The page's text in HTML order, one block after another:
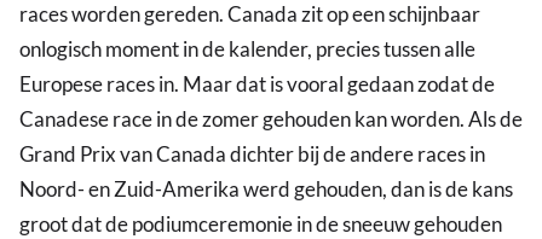
races worden gereden. Canada zit op een schijnbaar
onlogisch moment in de kalender, precies tussen alle
Europese races in. Maar dat is vooral gedaan zodat de
Canadese race in de zomer gehouden kan worden. Als de
Grand Prix van Canada dichter bij de andere races in
Noord- en Zuid-Amerika werd gehouden, dan is de kans
groot dat de podiumceremonie in de sneeuw gehouden